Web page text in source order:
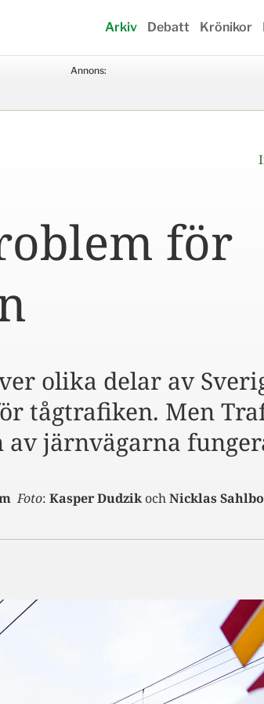
Arkiv Debatt Krönikor
Annons:
för
olika delar av
tågtrafiken. Men
järnvägarna
Foto: Kasper DudzikochNicklas